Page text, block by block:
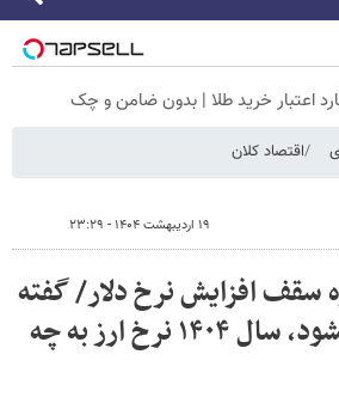
اقتصاد کلان
۱۹ اردیبهشت ۱۴۰۴ - ۲۳:۲۹
سقف افزایش نرخ دلار/ گفته
بودیم اگر توافق نشود، سال ۱۴۰۴ نرخ ارز به چه